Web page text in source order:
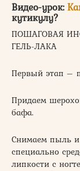
Видео-урок:
кутикулу?
ПОШАГОВАЯ
ГЕЛЬ-ЛАКА
Первый этап –
Придаем
бафа.
Снимаем пыль
специально
липкости с